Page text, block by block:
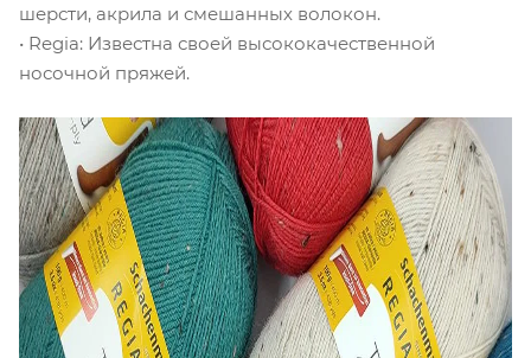
шерсти, акрила и смешанных волокон.
• Regia: Известна своей высококачественной
носочной пряжей.